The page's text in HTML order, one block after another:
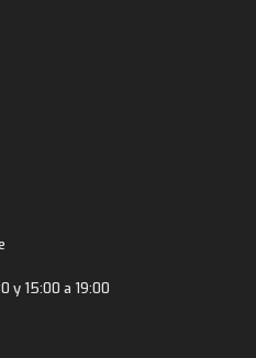
y 15:00 a 19:00